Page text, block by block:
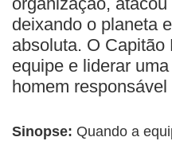
deixando o planeta
absoluta. O
equipe e liderar
homem
Sinopse: Quando a